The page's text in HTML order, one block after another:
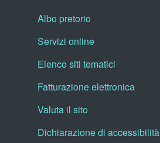
Albo pretorio
Servizi online
Elenco siti tematici
Fatturazione elettronica
Valuta il sito
Dichiarazione di accessibilità